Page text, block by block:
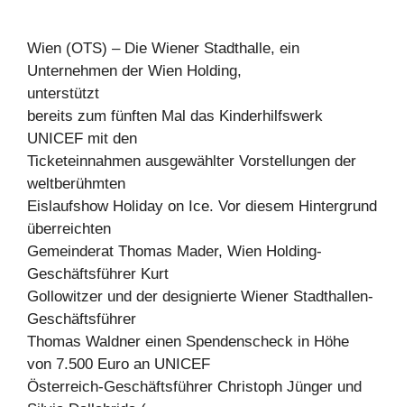
Wien (OTS) – Die Wiener Stadthalle, ein
Unternehmen der Wien Holding,
unterstützt
bereits zum fünften Mal das Kinderhilfswerk
UNICEF mit den
Ticketeinnahmen ausgewählter Vorstellungen der
weltberühmten
Eislaufshow Holiday on Ice. Vor diesem Hintergrund
überreichten
Gemeinderat Thomas Mader, Wien Holding-
Geschäftsführer Kurt
Gollowitzer und der designierte Wiener Stadthallen-
Geschäftsführer
Thomas Waldner einen Spendenscheck in Höhe
von 7.500 Euro an UNICEF
Österreich-Geschäftsführer Christoph Jünger und